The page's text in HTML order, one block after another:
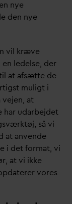
nye
den nye
vil kræve
ledelse, der
at afsætte de
muligt i
at
har udarbejdet
så vi
at anvende
i det format, vi
at vi ikke
daterer vores